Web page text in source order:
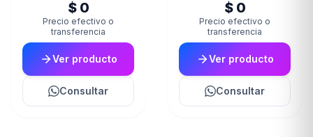
$ 0
Precio efectivo o
transferencia
Ver producto
Consultar
$ 0
Precio efectivo o
transferencia
Ver producto
Consultar